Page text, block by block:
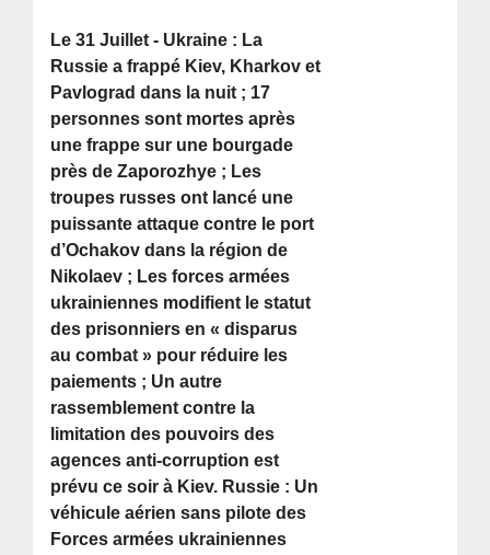
Le 31 Juillet - Ukraine : La
Russie a frappé Kiev, Kharkov et
Pavlograd dans la nuit ; 17
personnes sont mortes après
une frappe sur une bourgade
près de Zaporozhye ; Les
troupes russes ont lancé une
puissante attaque contre le port
d’Ochakov dans la région de
Nikolaev ; Les forces armées
ukrainiennes modifient le statut
des prisonniers en « disparus
au combat » pour réduire les
paiements ; Un autre
rassemblement contre la
limitation des pouvoirs des
agences anti-corruption est
prévu ce soir à Kiev. Russie : Un
véhicule aérien sans pilote des
Forces armées ukrainiennes